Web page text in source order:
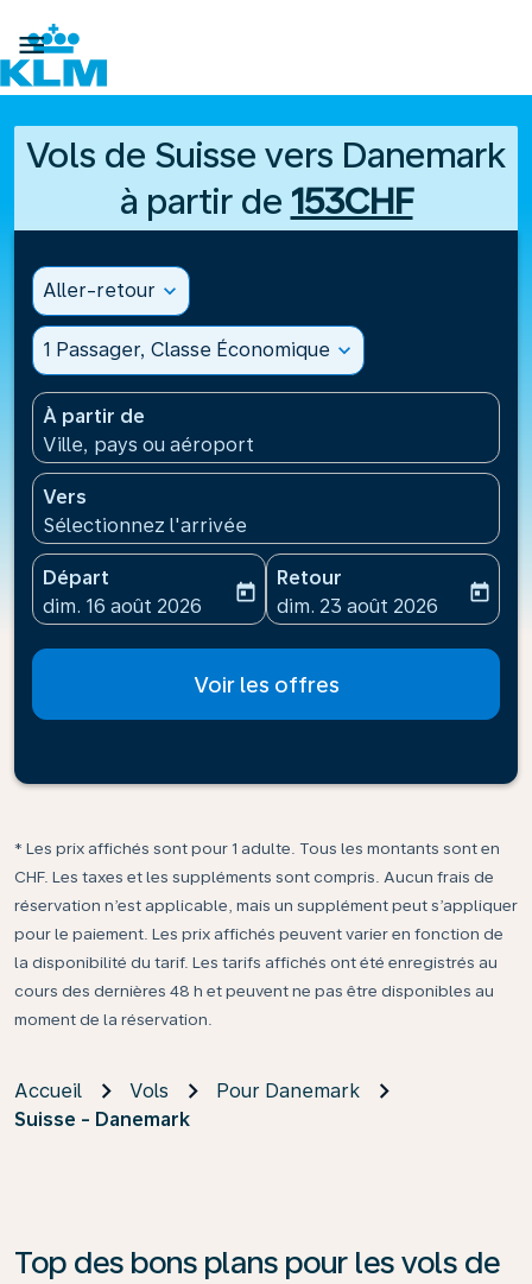

Vols de Suisse vers Danemark
à partir de 153CHF
Aller-retour expand_more
1 Passager, Classe Économique expand_more
À partir de
Ville, pays ou aéroport
Vers
Sélectionnez l'arrivée
Départ
fc-booking-departure-date-aria-label
dim. 16 août 2026
today
Retour
fc-booking-return-date-
dim. 23 août 2026
today
Voir les offres
* Les prix affichés sont pour 1 adulte. Tous les montants sont en
CHF. Les taxes et les suppléments sont compris. Aucun frais de
réservation n’est applicable, mais un supplément peut s’appliquer
pour le paiement. Les prix affichés peuvent varier en fonction de
la disponibilité du tarif. Les tarifs affichés ont été enregistrés au
cours des dernières 48 h et peuvent ne pas être disponibles au
moment de la réservation.
Accueil Vols
Pour Danemark
Suisse - Danemark
Top des bons plans pour les vols de